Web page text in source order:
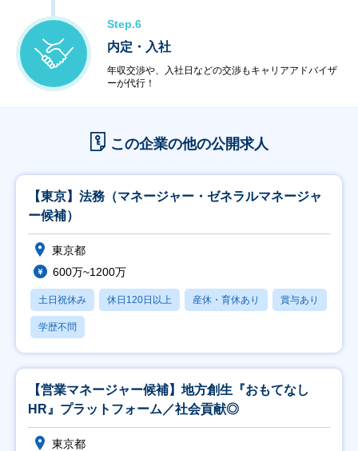
Step.6
内定・入社
年収交渉や、入社日などの交渉もキャリアアドバイザ
ーが代行！
この企業の他の公開求人
【東京】法務（マネージャー・ゼネラルマネージャ
ー候補）
東京都
600万~1200万
土日祝休み 休日120日以上 産休・育休あり 賞与あり
学歴不問
【営業マネージャー候補】地方創生『おもてなし
HR』プラットフォーム／社会貢献◎
東京都